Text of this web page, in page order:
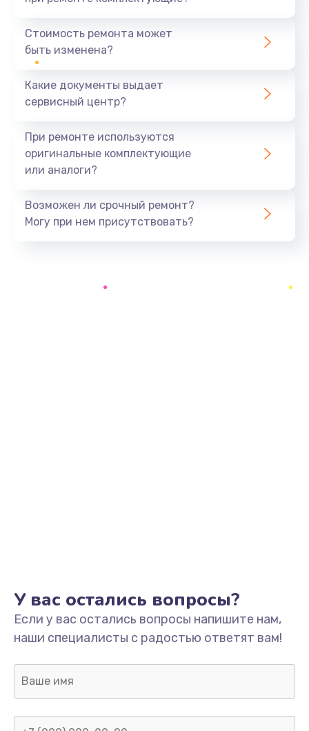
1170 руб.
Замена вебкамеры
Ремонт петель крышки
Заказать
Замена звуковой карты
1595 руб.
Заказать
Замена микрофона
2600 руб.
Стоимость ремонта может
быть изменена?
Какие документы выдает
сервисный центр?
При ремонте используются
оригинальные комплектующие
или аналоги?
Возможен ли срочный ремонт?
Могу при нем присутствовать?
У вас остались вопросы?
Если у вас остались вопросы напишите нам,
наши специалисты с радостью ответят вам!